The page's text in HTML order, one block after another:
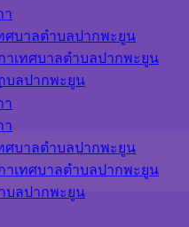
า
ศบาลตำบลปากพะยูน
เทศบาลตำบลปากพะยูน
บลปากพะยูน
า
า
ศบาลตำบลปากพะยูน
เทศบาลตำบลปากพะยูน
บลปากพะยูน